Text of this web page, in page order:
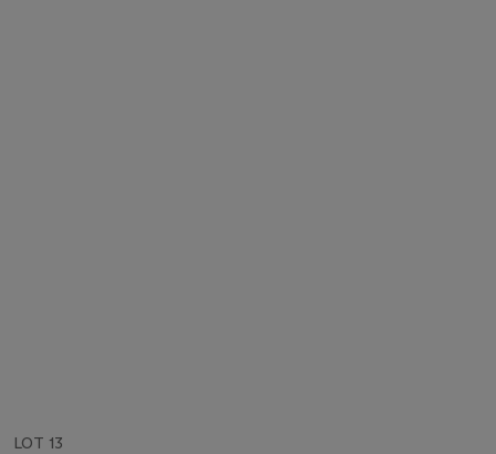
LOT 13